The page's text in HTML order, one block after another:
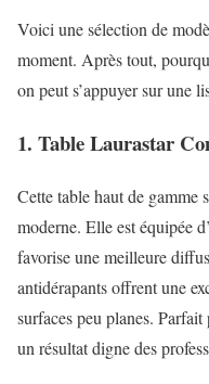
Voici une sélection de
moment. Après tout,
on peut s’appuyer sur une
1. Table Laurastar
Cette table haut de gamme
moderne. Elle est équipée
favorise une meilleure
antidérapants offrent une
surfaces peu planes.
un résultat digne des